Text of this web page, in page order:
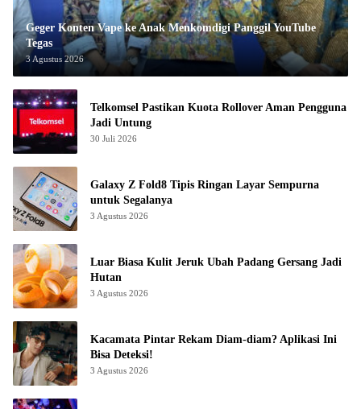
Geger Konten Vape ke Anak Menkomdigi Panggil YouTube
Tegas
3 Agustus 2026
Telkomsel Pastikan Kuota Rollover Aman Pengguna
Jadi Untung
30 Juli 2026
Galaxy Z Fold8 Tipis Ringan Layar Sempurna
untuk Segalanya
3 Agustus 2026
Luar Biasa Kulit Jeruk Ubah Padang Gersang Jadi
Hutan
3 Agustus 2026
Kacamata Pintar Rekam Diam-diam? Aplikasi Ini
Bisa Deteksi!
3 Agustus 2026